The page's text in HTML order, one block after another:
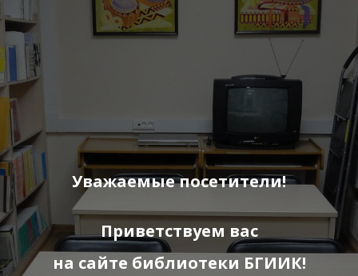
Уважаемые посетители!
Приветствуем вас
на сайте библиотеки БГИИК!